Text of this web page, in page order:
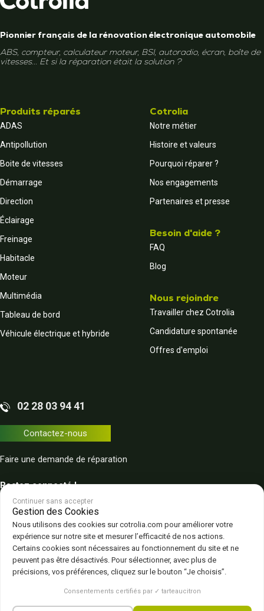
Pionnier français de la rénovation électronique automobile
ABS, compteur, calculateur moteur, BSI, autoradio, écran, boîte de
vitesses... Et si la réparation était la solution ?
Produits réparés
ADAS
Antipollution
Boite de vitesses
Démarrage
Direction
Éclairage
Freinage
Habitacle
Moteur
Multimédia
Tableau de bord
Véhicule électrique et hybride
Cotrolia
Notre métier
Histoire et valeurs
Pourquoi réparer ?
Nos engagements
Partenaires et presse
Besoin d'aide ?
FAQ
Blog
Nous rejoindre
Travailler chez Cotrolia
Candidature spontanée
Offres d'emploi
02 28 03 94 41
Contactez-nous
Faire une demande de réparation
Restez connecté !
Plan du site Politique de confidentialité Mentions légales
Gestion des cookies
Continuer sans accepter
Gestion des Cookies
Nous utilisons des cookies sur cotrolia.com pour améliorer votre
expérience sur notre site et mesurer l’efficacité de nos actions.
Certains cookies sont nécessaires au fonctionnement du site et ne
peuvent pas être désactivés. Pour sélectionner, avec plus de
précisions, vos préférences, cliquez sur le bouton “Je choisis”.
Consentements certifiés par ✓ tarteaucitron